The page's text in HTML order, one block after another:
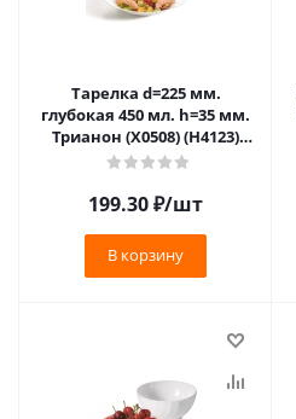
Тарелка d=225 мм.
глубокая 450 мл. h=35 мм.
Трианон (X0508) (H4123)
(N3646) /6/36/1440/
199.30₽/шт
В корзину